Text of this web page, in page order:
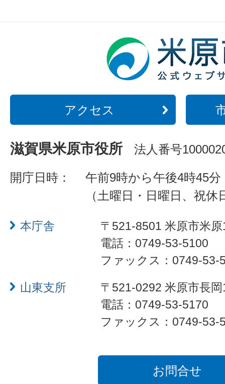
アクセス
滋賀県米原市役所 法人番号
開庁日時：
午前9時から午後4時45分
（土曜日・日曜日、祝
本庁舎
〒521-8501 米原市米
電話：0749-53-5100
ファックス：0749-53-
山東支所
〒521-0292 米原市長
電話：0749-53-5170
ファックス：0749-53-
お問合せ